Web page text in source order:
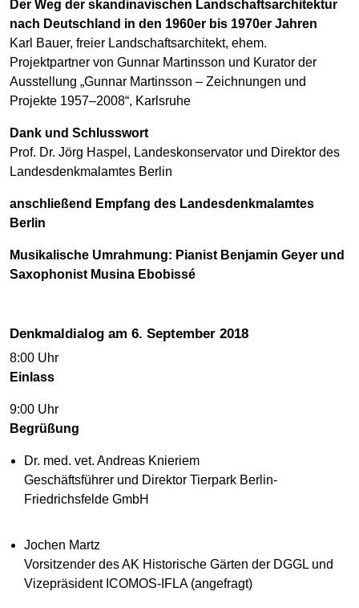
Der Weg der skandinavischen Landschaftsarchitektur
nach Deutschland in den 1960er bis 1970er Jahren
Karl Bauer, freier Landschaftsarchitekt, ehem.
Projektpartner von Gunnar Martinsson und Kurator der
Ausstellung „Gunnar Martinsson – Zeichnungen und
Projekte 1957–2008“, Karlsruhe
Dank und Schlusswort
Prof. Dr. Jörg Haspel, Landeskonservator und Direktor des
Landesdenkmalamtes Berlin
anschließend Empfang des Landesdenkmalamtes
Berlin
Musikalische Umrahmung: Pianist Benjamin Geyer und
Saxophonist Musina Ebobissé
Denkmaldialog am 6. September 2018
8:00 Uhr
Einlass
9:00 Uhr
Begrüßung
Dr. med. vet. Andreas Knieriem
Geschäftsführer und Direktor Tierpark Berlin-
Friedrichsfelde GmbH
Jochen Martz
Vorsitzender des AK Historische Gärten der DGGL und
Vizepräsident ICOMOS-IFLA (angefragt)